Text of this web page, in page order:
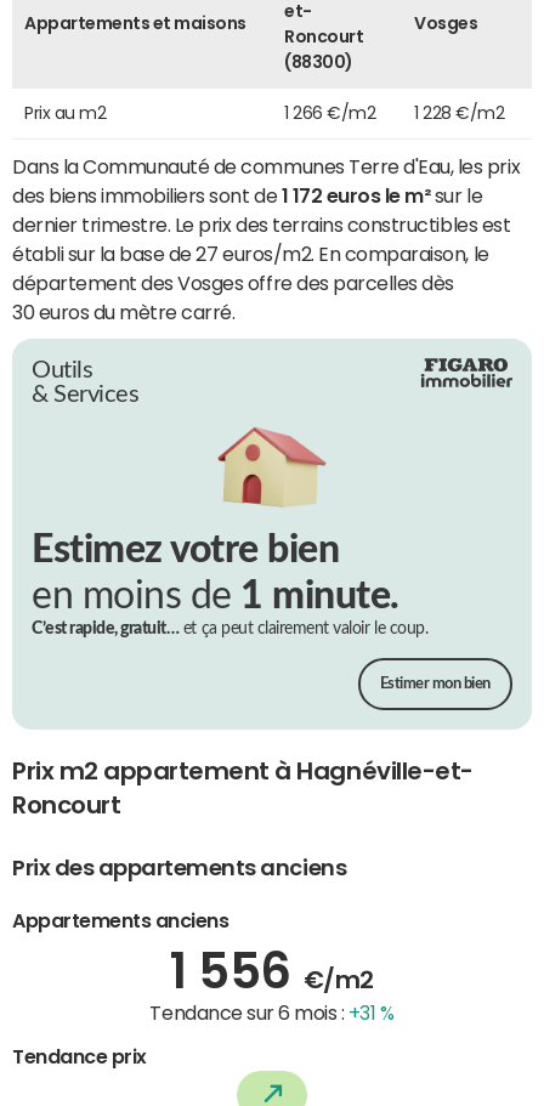
Appartements et maisons
et-
Roncourt
(88300)
Vosges
Prix au m2 1 266 €/m2 1 228 €/m2
Dans la Communauté de communes Terre d'Eau, les prix
des biens immobiliers sont de1 172 euros le m²sur le
dernier trimestre. Le prix des terrains constructibles est
établi sur la base de 27 euros/m2. En comparaison, le
département des Vosges offre des parcelles dès
30 euros du mètre carré.
Outils
& Services
Estimez votre bien
en moins de 1 minute.
C’est rapide, gratuit…et ça peut clairement valoir le coup.
Estimer mon bien
Prix m2 appartement à Hagnéville-et-
Roncourt
Prix des appartements anciens
Appartements anciens
1 556 €/m2
Tendance sur 6 mois : +31 %
Tendance prix